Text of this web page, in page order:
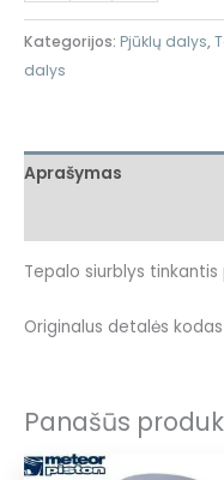
Kategorijos: Pjūklų dalys,
dalys
Aprašymas
Tepalo siurblys tinkantis
Originalus detalės
Panašūs